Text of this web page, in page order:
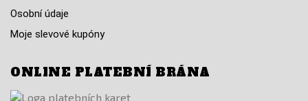
Osobní údaje
Moje slevové kupóny
ONLINE PLATEBNÍ BRÁNA